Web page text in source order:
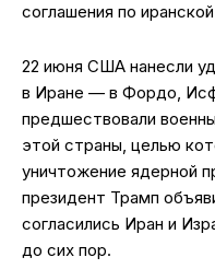
соглашения по
22 июня США нанесли
в Иране — в Фордо,
предшествовали
этой страны, целью
уничтожение ядерной
президент Трамп
согласились Иран и
до сих пор.